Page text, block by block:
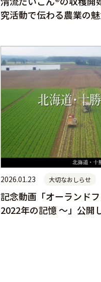
究活動で伝わる農業の
2026.01.23 大切なおしらせ
記念動画「オーランド
2022年の記憶 ～」公開